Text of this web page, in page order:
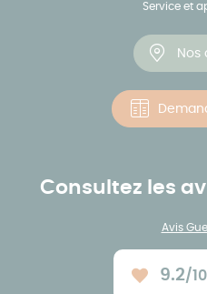
Service et
Nos
Consultez les
Avis
Note
9.2/10